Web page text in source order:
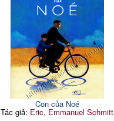
Con của Noé
Tác giả: Eric, Emmanuel Schmitt